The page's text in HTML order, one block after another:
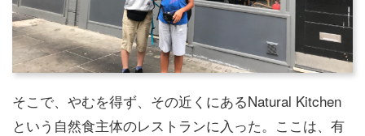
そこで、やむを得ず、その近くにあるNatural Kitchen
という自然食主体のレストランに入った。ここは、有